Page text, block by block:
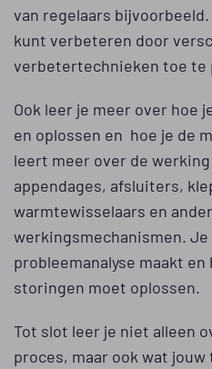
van regelaars
kunt verbeteren door
verbetertechnieken toe te
Ook leer je meer over hoe
en oplossen en hoe je de
leert meer over de
appendages, afsluiters,
warmtewisselaars en
werkingsmechanismen.
probleemanalyse maakt
storingen moet oplossen.
Tot slot leer je niet alleen
proces, maar ook wat